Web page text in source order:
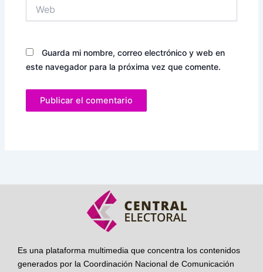
Guarda mi nombre, correo electrónico y web en
este navegador para la próxima vez que comente.
Es una plataforma multimedia que concentra los contenidos
generados por la Coordinación Nacional de Comunicación